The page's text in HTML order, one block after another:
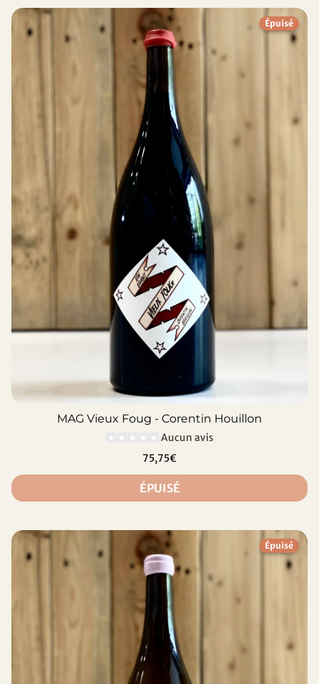
Épuisé
MAG Vieux Foug - Corentin Houillon
Aucun avis
75,75€
ÉPUISÉ
Épuisé